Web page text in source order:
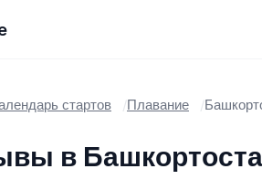
стартов Плавание
в